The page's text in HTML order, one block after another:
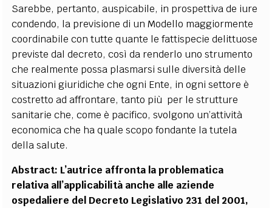
Sarebbe, pertanto, auspicabile, in prospettiva de iure
condendo, la previsione di un Modello maggiormente
coordinabile con tutte quante le fattispecie delittuose
previste dal decreto, così da renderlo uno strumento
che realmente possa plasmarsi sulle diversità delle
situazioni giuridiche che ogni Ente, in ogni settore è
costretto ad affrontare, tanto più per le strutture
sanitarie che, come è pacifico, svolgono un’attività
economica che ha quale scopo fondante la tutela
della salute.
Abstract: L’autrice affronta la problematica
relativa all’applicabilità anche alle aziende
ospedaliere del Decreto Legislativo 231 del 2001,